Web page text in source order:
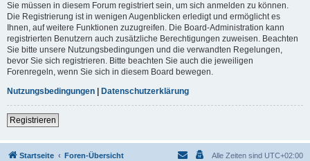
Sie müssen in diesem Forum registriert sein, um sich anmelden zu können.
Die Registrierung ist in wenigen Augenblicken erledigt und ermöglicht es
Ihnen, auf weitere Funktionen zuzugreifen. Die Board-Administration kann
registrierten Benutzern auch zusätzliche Berechtigungen zuweisen. Beachten
Sie bitte unsere Nutzungsbedingungen und die verwandten Regelungen,
bevor Sie sich registrieren. Bitte beachten Sie auch die jeweiligen
Forenregeln, wenn Sie sich in diesem Board bewegen.
Nutzungsbedingungen
Datenschutzerklärung
Registrieren
Startseite Foren-Übersicht Alle Zeiten sind UTC+02:00